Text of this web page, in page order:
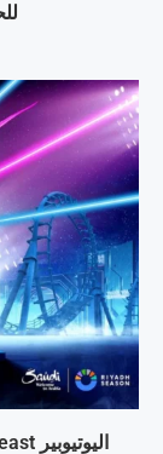
اليوتيوبير Mr Beast يفتح حديقة ترفيهية في بلد… مفاجئ